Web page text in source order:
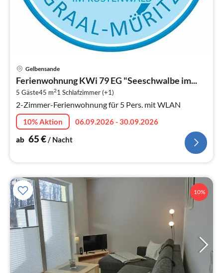
Gelbensande
Ferienwohnung KWi 79 EG "Seeschwalbe im...
5 Gäste45 m21 Schlafzimmer (+1)
2-Zimmer-Ferienwohnung für 5 Pers. mit WLAN
10% Aktion
06.09.2026 - 30.09.2026
ab 65€/ Nacht
10%